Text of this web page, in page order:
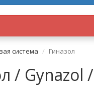
система Гиназол
/ Gynazol /